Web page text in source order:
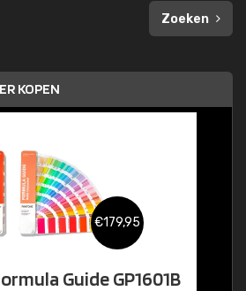
Zoeken
KOPEN
€179,95
Guide GP1601B